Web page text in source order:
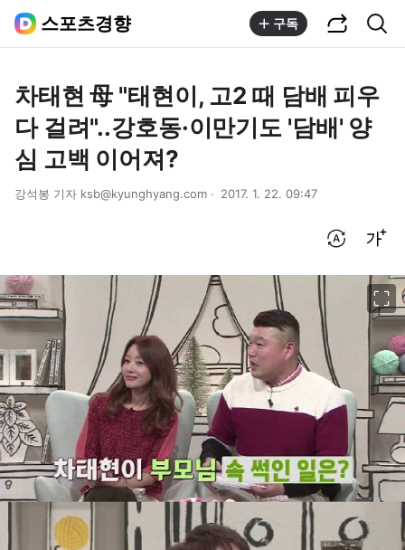
스포츠경향 구독
차태현 母 "태현이, 고2 때 담배 피우
다 걸려"..강호동·이만기도 '담배' 양
심 고백 이어져?
강석봉 기자 ksb@kyunghyang.com 2017. 1. 22. 09:47